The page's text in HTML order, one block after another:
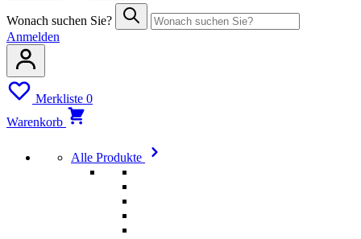
Wonach suchen Sie?
Anmelden
Merkliste 0
Warenkorb
Alle Produkte